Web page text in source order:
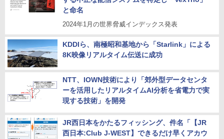
と命名
2024年1月の世界脅威インデックス発表
KDDIら、南極昭和基地から「Starlink」による
8K映像リアルタイム伝送に成功
NTT、IOWN技術により「郊外型データセンタ
ーを活用したリアルタイムAI分析を省電力で実
現する技術」を開発
JR西日本をかたるフィッシング、件名「【JR
西日本:Club J-WEST】できるだけ早くアカウ